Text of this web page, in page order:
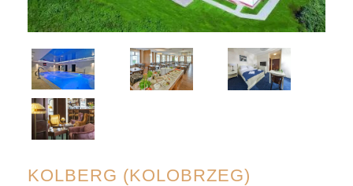
KOLBERG (KOLOBRZEG)